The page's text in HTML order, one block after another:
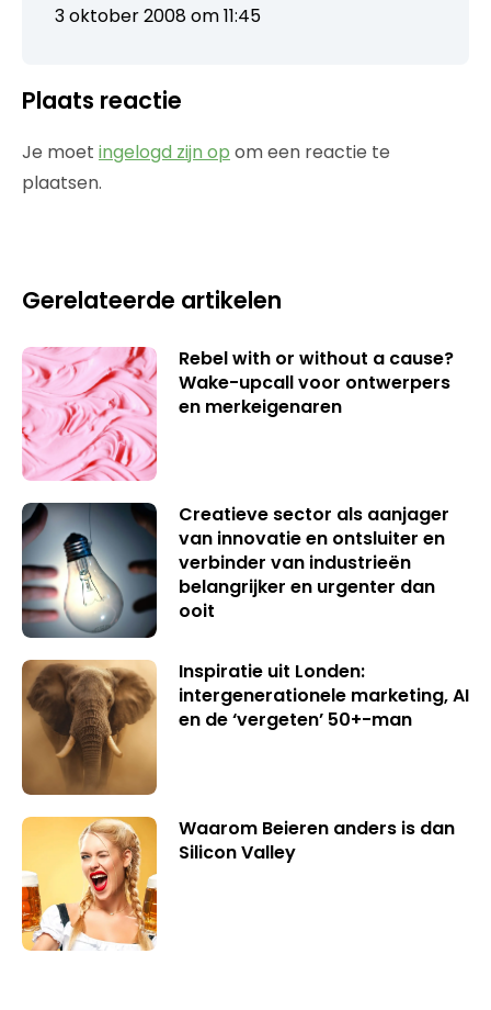
3 oktober 2008 om 11:45
Plaats reactie
Je moet ingelogd zijn op om een reactie te
plaatsen.
Gerelateerde artikelen
Rebel with or without a cause?
Wake-upcall voor ontwerpers
en merkeigenaren
Creatieve sector als aanjager
van innovatie en ontsluiter en
verbinder van industrieën
belangrijker en urgenter dan
ooit
Inspiratie uit Londen:
intergenerationele marketing, AI
en de ‘vergeten’ 50+-man
Waarom Beieren anders is dan
Silicon Valley